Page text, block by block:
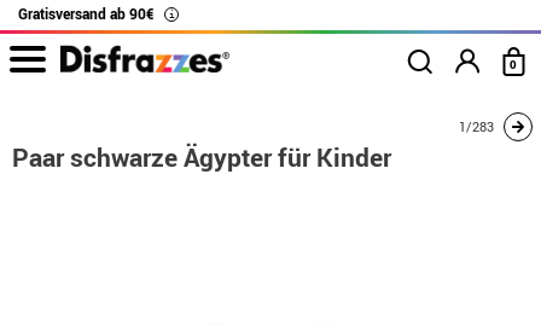
Gratisversand ab 90€ i
0
Paar schwarze Ägypter für Kinder
1/283
Paar schwarze Ägypter für Kinder